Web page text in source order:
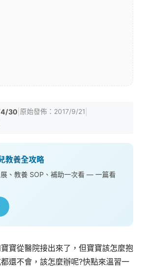
30 原始發佈： 2017/9/21
教養全攻略
、教養 SOP、補助一次看 — 一篇看
寶從醫院接出來了，但寶寶該怎麼抱
還不會，該怎麼辦呢?快點來溫習一